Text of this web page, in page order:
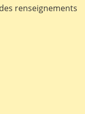
renseignements